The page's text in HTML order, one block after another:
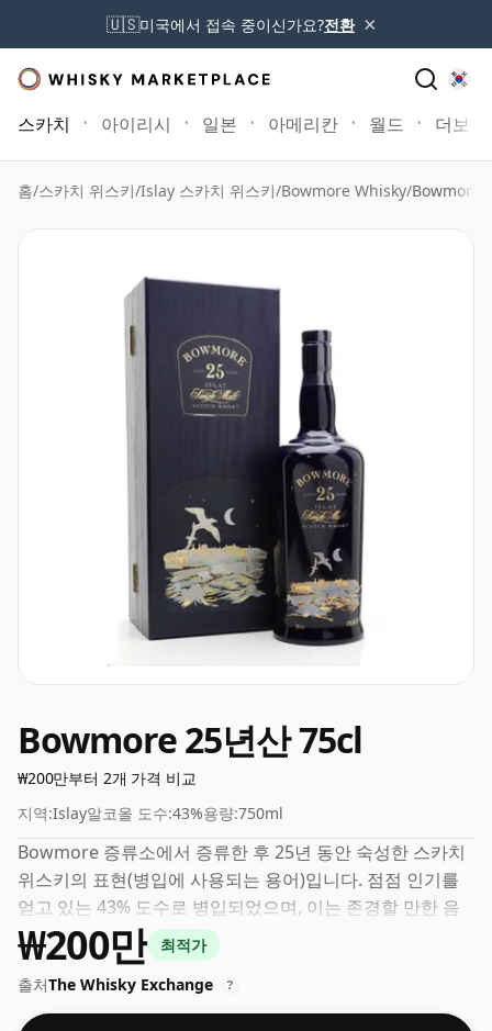
🇺🇸미국에서 접속 중이신가요?전환 ×
스카치 아이리시 일본 아메리칸 월드 더보기
홈/스카치 위스키/Islay 스카치 위스키/Bowmore Whisky/Bowmore
Bowmore 25년산 75cl
₩200만부터 2개 가격 비교
지역:Islay알코올 도수:43%용량:750ml
Bowmore 증류소에서 증류한 후 25년 동안 숙성한 스카치
위스키의 표현(병입에 사용되는 용어)입니다. 점점 인기를
얻고 있는 43% 도수로 병입되었으며, 이는 존경할 만한 음
주 ABV입니다.
₩200만
최적가
출처The Whisky Exchange ?